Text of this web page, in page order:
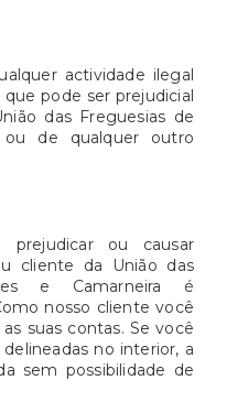
actividade ilegal
pode ser prejudicial
das Freguesias de
ou de qualquer outro
prejudicar ou causar
cliente da União das
e Camarneira é
nosso cliente você
suas contas. Se você
no interior, a
sem possibilidade de